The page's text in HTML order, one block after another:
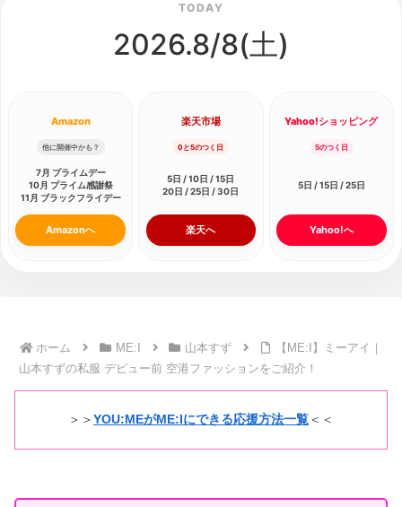
TODAY
2026.8/8(土)
Amazon
他に開催中かも？
7月 プライムデー
10月 プライム感謝祭
11月 ブラックフライデー
Amazonへ
楽天市場
0と5のつく日
5日 / 10日 / 15日
20日 / 25日 / 30日
楽天へ
Yahoo!ショッピング
5のつく日
5日 / 15日 / 25日
Yahoo!へ
ホーム ME:I 山本すず
【ME:I】ミーアイ｜
山本すずの私服 デビュー前 空港ファッションをご紹介！
＞＞ YOU:MEがME:Iにできる応援方法一覧 ＜＜